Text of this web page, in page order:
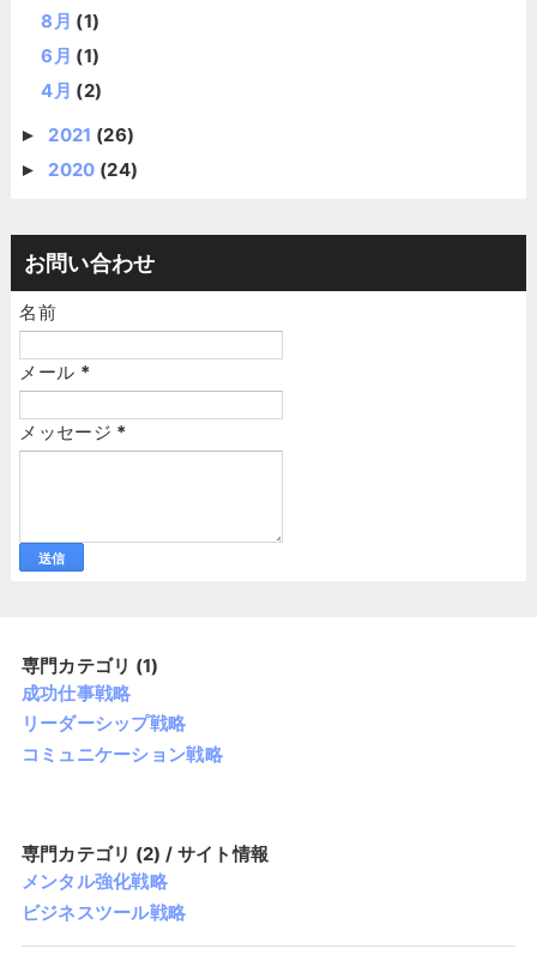
8月 (1)
6月 (1)
4月 (2)
► 2021 (26)
► 2020 (24)
お問い合わせ
名前
メール *
メッセージ *
専門カテゴリ (1)
成功仕事戦略
リーダーシップ戦略
コミュニケーション戦略
専門カテゴリ (2) / サイト情報
メンタル強化戦略
ビジネスツール戦略